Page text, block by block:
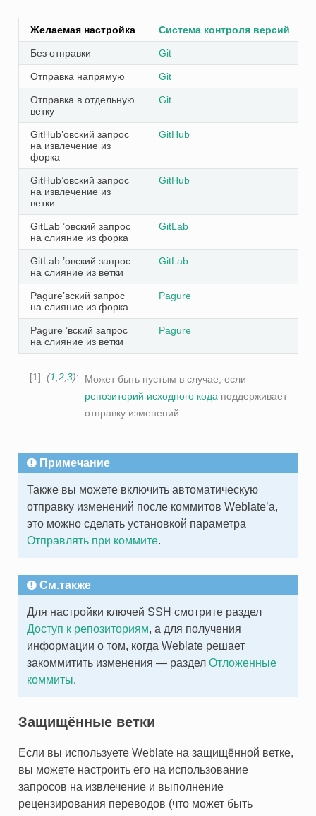
Желаемая настройка Система контроля версий
Без отправки Git
Отправка напрямую Git
Отправка в отдельную
ветку
Git
GitHub’овский запрос
на извлечение из
форка
GitHub
GitHub’овский запрос
на извлечение из
ветки
GitHub
GitLab ’овский запрос
на слияние из форка
GitLab
GitLab ’овский запрос
на слияние из ветки
GitLab
Pagure’вский запрос
на слияние из форка
Pagure
Pagure ’вский запрос
на слияние из ветки
Pagure
1 (1 2, 3)
Может быть пустым в случае, если
репозиторий исходного кода поддерживает
отправку изменений.
Примечание
Также вы можете включить автоматическую
отправку изменений после коммитов Weblate’а,
это можно сделать установкой параметра
Отправлять при коммите.
См.также
Для настройки ключей SSH смотрите раздел
Доступ к репозиториям, а для получения
информации о том, когда Weblate решает
закоммитить изменения — раздел Отложенные
коммиты.
Защищённые ветки
Если вы используете Weblate на защищённой ветке,
вы можете настроить его на использование
запросов на извлечение и выполнение
рецензирования переводов (что может быть